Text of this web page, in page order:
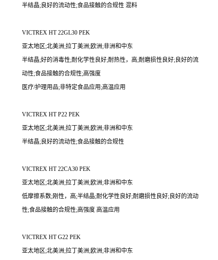
半结晶;良好的流动性;食品接触的合规性 混料
VICTREX HT 22GL30 PEK
亚太地区;北美洲;拉丁美洲;欧洲;非洲和中东
半结晶;好的消毒性;耐化学性良好;耐热性，高;耐磨损性良好;良好的流
动性;食品接触的合规性;高强度
医疗/护理用品;非特定食品应用;高温应用
VICTREX HT P22 PEK
亚太地区;北美洲;拉丁美洲;欧洲;非洲和中东
半结晶;良好的流动性;食品接触的合规性
VICTREX HT 22CA30 PEK
亚太地区;北美洲;拉丁美洲;欧洲;非洲和中东
低摩擦系数;刚性，高;半结晶;耐化学性良好;耐磨损性良好;良好的流动
性;食品接触的合规性;高强度 高温应用
VICTREX HT G22 PEK
亚太地区;北美洲;拉丁美洲;欧洲;非洲和中东